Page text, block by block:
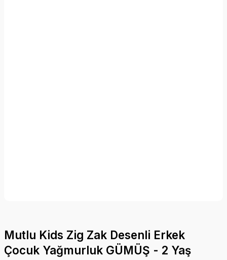
Mutlu Kids Zig Zak Desenli Erkek
Çocuk Yağmurluk GÜMÜŞ - 2 Yaş